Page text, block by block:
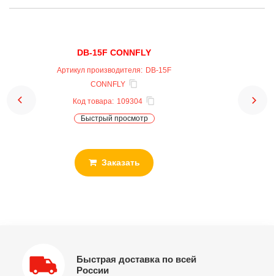
DB-15F CONNFLY
Артикул производителя: DB-15F
CONNFLY
Код товара: 109304
Быстрый просмотр
Заказать
Быстрая доставка по всей
России